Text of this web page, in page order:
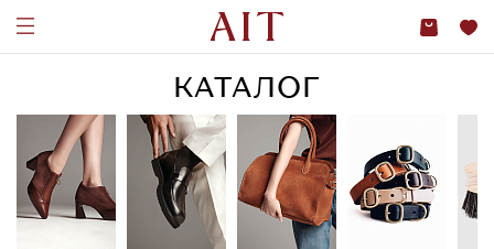
КАТАЛОГ